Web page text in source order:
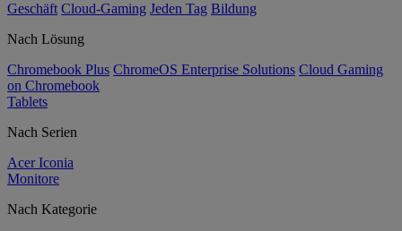
Geschäft Cloud-Gaming Jeden Tag Bildung
Nach Lösung
Chromebook Plus ChromeOS Enterprise Solutions Cloud Gaming
on Chromebook
Tablets
Nach Serien
Acer Iconia
Monitore
Nach Kategorie